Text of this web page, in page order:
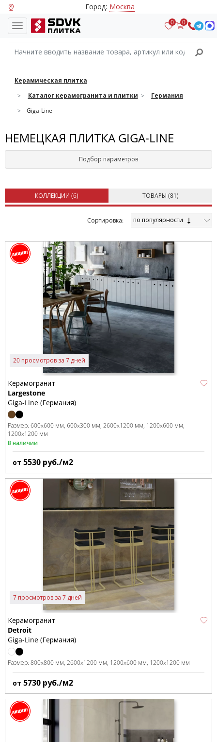
Город: Москва
0 0
Керамическая плитка
Каталог керамогранита и плитки
Германия
Giga-Line
НЕМЕЦКАЯ ПЛИТКА GIGA-LINE
Подбор параметров
КОЛЛЕКЦИИ (6) ТОВАРЫ (81)
Cортировка: по популярности
20 просмотров за 7 дней
Керамогранит
Largestone
Giga-Line (Германия)
Размер: 600x600 мм 600x300 мм 2600x1200 мм 1200x600 мм
1200x1200 мм
В наличии
от 5530 руб./м2
7 просмотров за 7 дней
Керамогранит
Detroit
Giga-Line (Германия)
Размер: 800x800 мм 2600x1200 мм 1200x600 мм 1200x1200 мм
от 5730 руб./м2